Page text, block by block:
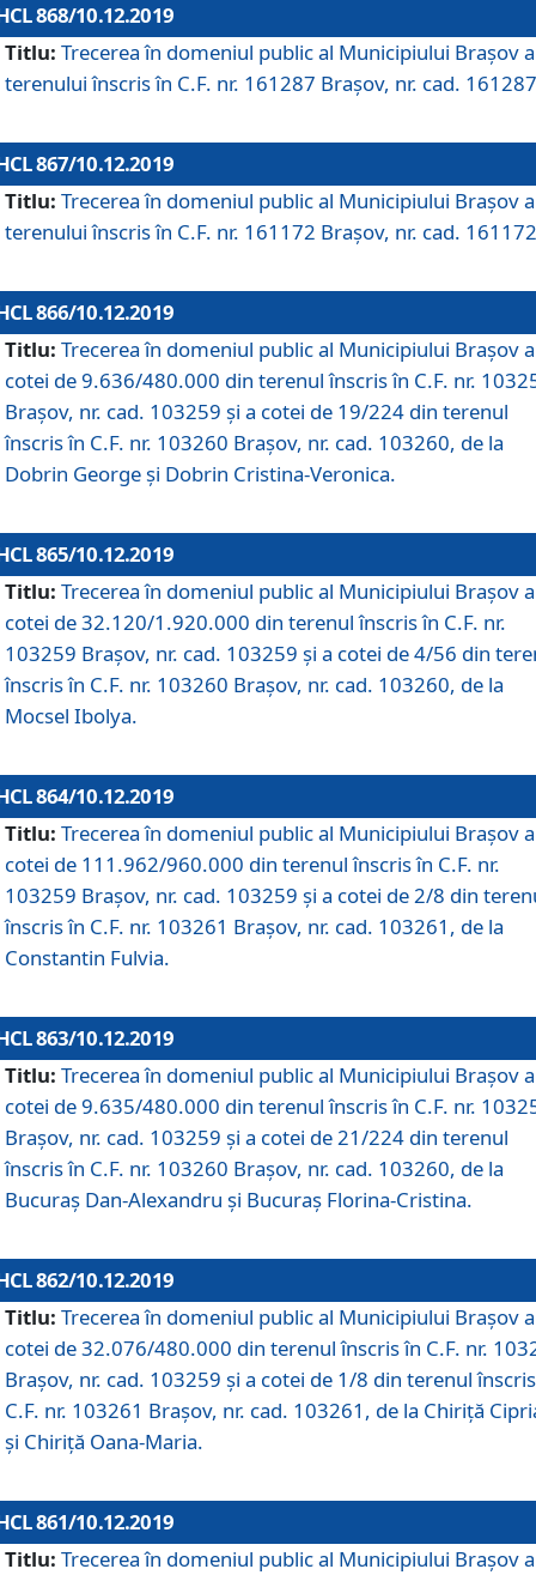
868/10.12.2019
Titlu: Trecerea în domeniul public al Municipiului Braşov a
terenului înscris în C.F. nr. 161287 Brașov, nr. cad.
867/10.12.2019
Titlu: Trecerea în domeniul public al Municipiului Braşov a
terenului înscris în C.F. nr. 161172 Brașov, nr. cad.
866/10.12.2019
Titlu: Trecerea în domeniul public al Municipiului Braşov a
cotei de 9.636/480.000 din terenul înscris în C.F. nr.
Brașov, nr. cad. 103259 și a cotei de 19/224 din terenul
înscris în C.F. nr. 103260 Brașov, nr. cad. 103260, de la
Dobrin George și Dobrin Cristina-Veronica.
865/10.12.2019
Titlu: Trecerea în domeniul public al Municipiului Braşov a
cotei de 32.120/1.920.000 din terenul înscris în C.F. nr.
103259 Brașov, nr. cad. 103259 și a cotei de 4/56 din
înscris în C.F. nr. 103260 Brașov, nr. cad. 103260, de la
Mocsel Ibolya.
864/10.12.2019
Titlu: Trecerea în domeniul public al Municipiului Braşov a
cotei de 111.962/960.000 din terenul înscris în C.F. nr.
103259 Brașov, nr. cad. 103259 și a cotei de 2/8 din
înscris în C.F. nr. 103261 Brașov, nr. cad. 103261, de la
Constantin Fulvia.
863/10.12.2019
Titlu: Trecerea în domeniul public al Municipiului Braşov a
cotei de 9.635/480.000 din terenul înscris în C.F. nr.
Brașov, nr. cad. 103259 și a cotei de 21/224 din terenul
înscris în C.F. nr. 103260 Brașov, nr. cad. 103260, de la
Bucuraș Dan-Alexandru și Bucuraș Florina-Cristina.
862/10.12.2019
Titlu: Trecerea în domeniul public al Municipiului Braşov a
cotei de 32.076/480.000 din terenul înscris în C.F. nr.
Brașov, nr. cad. 103259 și a cotei de 1/8 din terenul
C.F. nr. 103261 Brașov, nr. cad. 103261, de la Chiriță
și Chiriță Oana-Maria.
861/10.12.2019
Titlu: Trecerea în domeniul public al Municipiului Braşov a